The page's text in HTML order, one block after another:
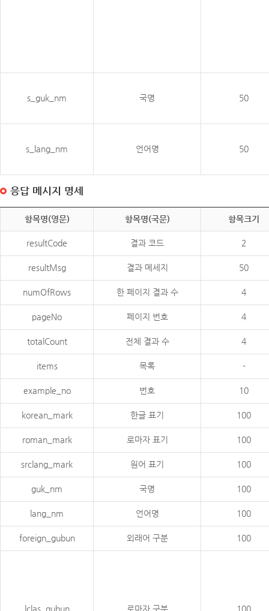
s_guk_nm 국명 50
s_lang_nm 언어명 50
응답 메시지 명세
항목명(영문) 항목명(국문) 항목크기
resultCode 결과 코드 2
resultMsg 결과 메세지 50
numOfRows 한 페이지 결과 수 4
pageNo 페이지 번호 4
totalCount 전체 결과 수 4
items 목록 -
example_no 번호 10
korean_mark 한글 표기 100
roman_mark 로마자 표기 100
srclang_mark 원어 표기 100
guk_nm 국명 100
lang_nm 언어명 100
foreign_gubun 외래어 구분 100
lclas_gubun 로마자 구분 100